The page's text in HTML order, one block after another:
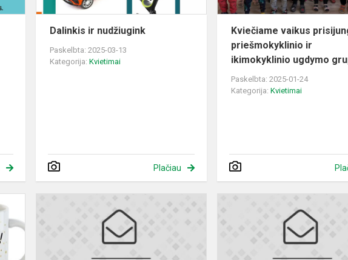
Dalinkis ir nudžiugink
Paskelbta: 2025-03-13
Kategorija:Kvietimai
Plačiau
Kviečiame vaikus
priešmokyklinio ir
ikimokyklinio ugdymo
Paskelbta: 2025-01-24
Kategorija:Kvietimai